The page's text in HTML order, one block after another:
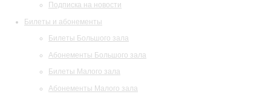
Подписка на новости
Билеты и абонементы
Билеты Большого зала
Абонементы Большого зала
Билеты Малого зала
Абонементы Малого зала